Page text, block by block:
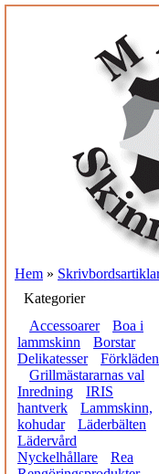
Hem »
Kategorier
Accessoarer
Boa i
lammskinn
Borstar
Delikatesser
Förkläden
Grillmästararnas val
Inredning
IRIS
hantverk
Lammskinn,
kohudar
Läderbälten
Lädervård
Nyckelhållare
Rea